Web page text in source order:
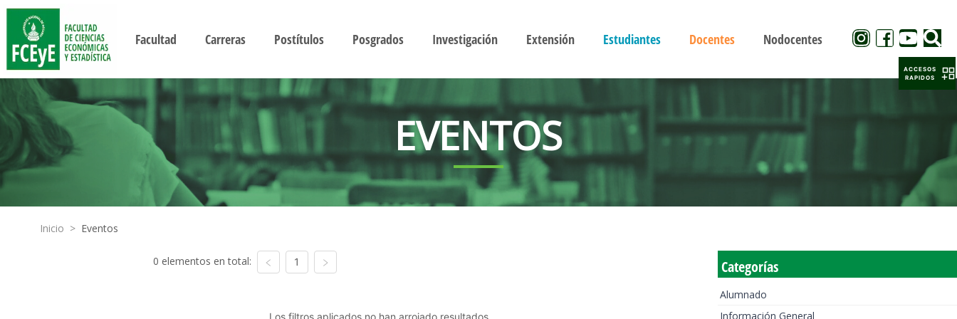
Facultad Carreras Postítulos Posgrados Investigación Extensión Estudiantes Docentes Nodocentes
EVENTOS
Inicio > Eventos
0 elementos en total: 1
Los filtros aplicados no han arrojado resultados
Categorías
Alumnado
Información General
ACCESOS
RAPIDOS